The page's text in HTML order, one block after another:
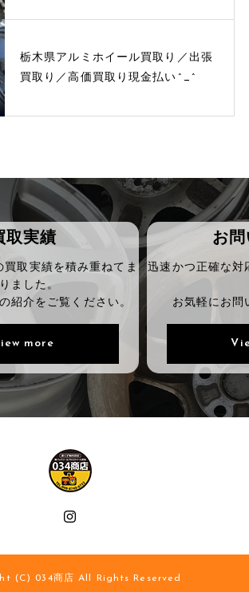
栃木県アルミホイール買取り／出張
買取り／高価買取り現金払い^_^
取実績
取実績を積み重ねてま
ました。
紹介をご覧ください。
more
お
迅速かつ正確な対
お気軽にお問
(C) 034商店 All Rights Reserved